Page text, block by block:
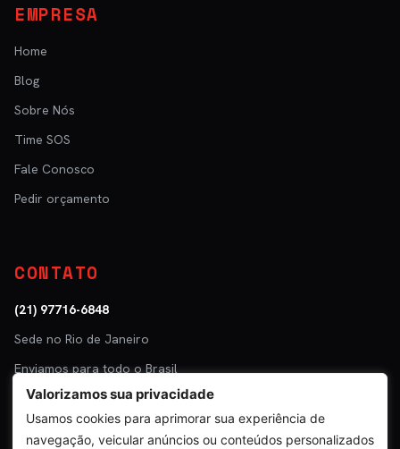
Valorizamos sua privacidade
Usamos cookies para aprimorar sua experiência de
navegação, veicular anúncios ou conteúdos personalizados
EMPRESA
Home
Blog
Sobre Nós
Time SOS
Fale Conosco
Pedir orçamento
CONTATO
(21) 97716-6848
Sede no Rio de Janeiro
Enviamos para todo o Brasil
Parceiro: Tuper · Mastra